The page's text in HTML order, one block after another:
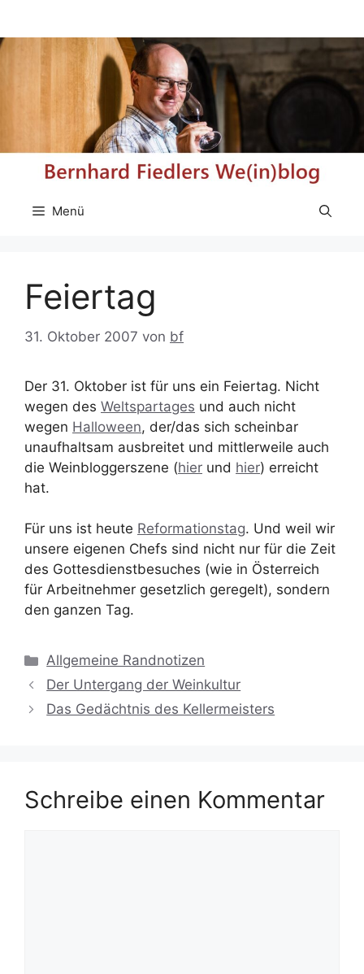
springen
Menü
Feiertag
31. Oktober 2007 von bf
Der 31. Oktober ist für uns ein Feiertag. Nicht
wegen des Weltspartages und auch nicht
wegen Halloween, der/das sich scheinbar
unaufhaltsam ausbreitet und mittlerweile auch
die Weinbloggerszene (hier und hier) erreicht
hat.
Für uns ist heute Reformationstag. Und weil wir
unsere eigenen Chefs sind nicht nur für die Zeit
des Gottesdienstbesuches (wie in Österreich
für Arbeitnehmer gesetzlich geregelt), sondern
den ganzen Tag.
Kategorien
Allgemeine Randnotizen
Der Untergang der Weinkultur
Das Gedächtnis des Kellermeisters
Schreibe einen Kommentar